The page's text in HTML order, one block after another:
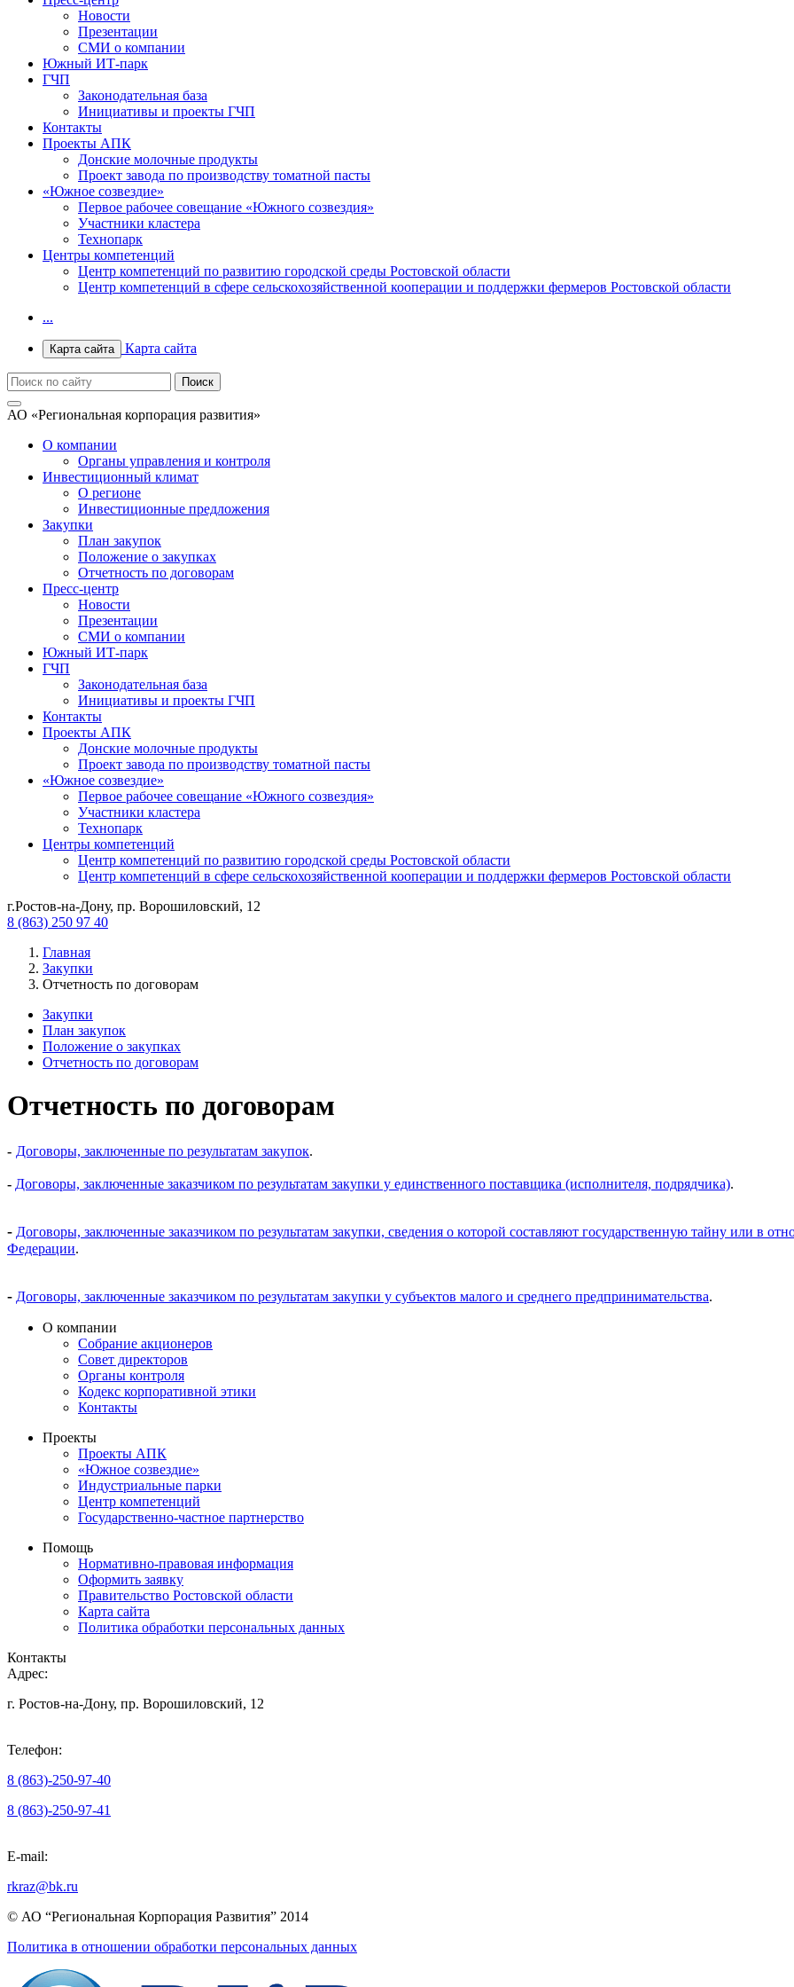
Новости
Презентации
СМИ о компании
Южный ИТ-парк
ГЧП
Законодательная база
Инициативы и проекты ГЧП
Контакты
Проекты АПК
Донские молочные продукты
Проект завода по производству томатной пасты
«Южное созвездие»
Первое рабочее совещание «Южного созвездия»
Участники кластера
Технопарк
Центры компетенций
Центр компетенций по развитию городской среды Ростовской области
Центр компетенций в сфере сельскохозяйственной кооперации и поддержки фермеров Ростовской области
...
Карта сайта Карта сайта
АО «Региональная корпорация развития»
О компании
Органы управления и контроля
Инвестиционный климат
О регионе
Инвестиционные предложения
Закупки
План закупок
Положение о закупках
Отчетность по договорам
Пресс-центр
Новости
Презентации
СМИ о компании
Южный ИТ-парк
ГЧП
Законодательная база
Инициативы и проекты ГЧП
Контакты
Проекты АПК
Донские молочные продукты
Проект завода по производству томатной пасты
«Южное созвездие»
Первое рабочее совещание «Южного созвездия»
Участники кластера
Технопарк
Центры компетенций
Центр компетенций по развитию городской среды Ростовской области
Центр компетенций в сфере сельскохозяйственной кооперации и поддержки фермеров Ростовской области
г.Ростов-на-Дону, пр. Ворошиловский, 12
8 (863) 250 97 40
Главная
Закупки
Отчетность по договорам
Закупки
План закупок
Положение о закупках
Отчетность по договорам
Отчетность по договорам
- Договоры, заключенные по результатам закупок.
- Договоры, заключенные заказчиком по результатам закупки у единственного поставщика (исполнителя, подрядчика).
- Договоры, заключенные заказчиком по результатам закупки, сведения о которой составляют государственную тайну или в
Федерации.
- Договоры, заключенные заказчиком по результатам закупки у субъектов малого и среднего предпринимательства.
О компании
Собрание акционеров
Совет директоров
Органы контроля
Кодекс корпоративной этики
Контакты
Проекты
Проекты АПК
«Южное созвездие»
Индустриальные парки
Центр компетенций
Государственно-частное партнерство
Помощь
Нормативно-правовая информация
Оформить заявку
Правительство Ростовской области
Карта сайта
Политика обработки персональных данных
Контакты
Адрес:
г. Ростов-на-Дону, пр. Ворошиловский, 12
Телефон:
8 (863)-250-97-40
8 (863)-250-97-41
E-mail:
rkraz@bk.ru
© АО “Региональная Корпорация Развития” 2014
Политика в отношении обработки персональных данных